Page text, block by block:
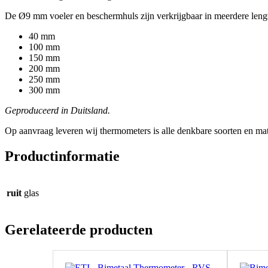
De Ø9 mm voeler en beschermhuls zijn verkrijgbaar in meerdere
40 mm
100 mm
150 mm
200 mm
250 mm
300 mm
Geproduceerd in Duitsland.
Op aanvraag leveren wij thermometers is alle denkbare soorten en
Productinformatie
ruit glas
Gerelateerde producten